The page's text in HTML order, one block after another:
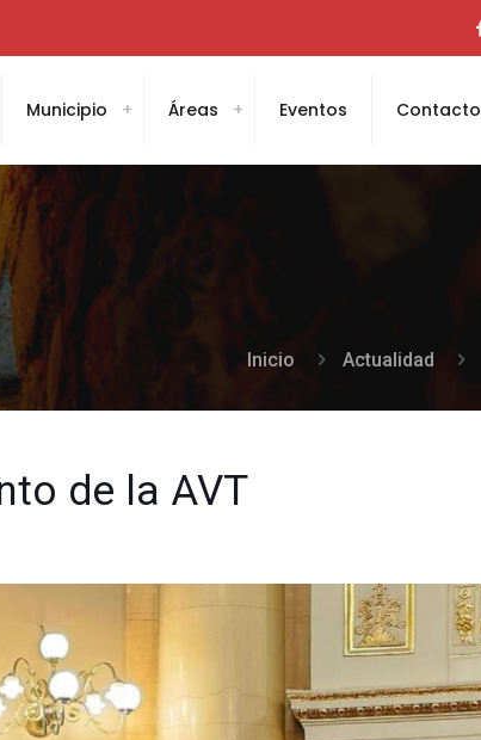
Municipio Áreas Eventos Contacto
Inicio Actualidad
de la AVT